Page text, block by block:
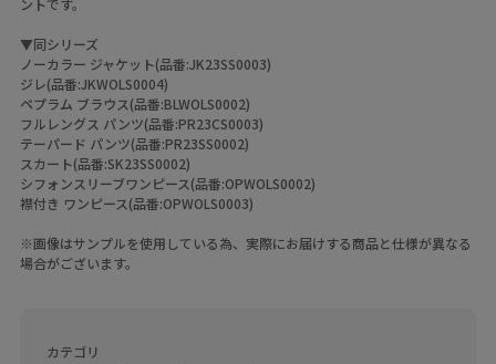
▼同シリーズ
ノーカラー ジャケット(品番:JK23SS0003)
ジレ(品番:JKWOLS0004)
ペプラム ブラウス(品番:BLWOLS0002)
フルレングス パンツ(品番:PR23CS0003)
テーパード パンツ(品番:PR23SS0002)
スカート(品番:SK23SS0002)
シフォンスリーブワンピース(品番:OPWOLS0002)
襟付き ワンピース(品番:OPWOLS0003)
※画像はサンプルを使用している為、実際にお届けする商品と仕様が異なる
場合がございます。
カテゴリ